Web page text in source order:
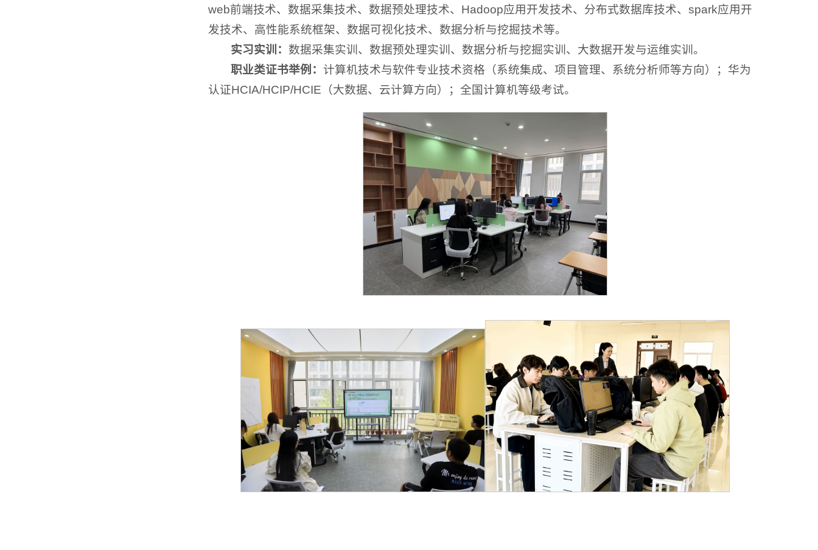
web前端技术、数据采集技术、数据预处理技术、Hadoop应用开发技术、分布式数据库技术、spark应用开
发技术、高性能系统框架、数据可视化技术、数据分析与挖掘技术等。
实习实训： 数据采集实训、数据预处理实训、数据分析与挖掘实训、大数据开发与运维实训。
职业类证书举例：计算机技术与软件专业技术资格（系统集成、项目管理、系统分析师等方向）；华为
认证HCIA/HCIP/HCIE（大数据、云计算方向）；全国计算机等级考试。